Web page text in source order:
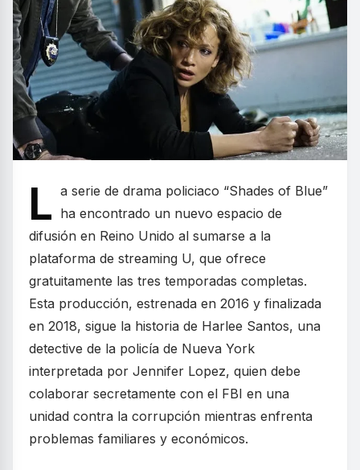
L a serie de drama policiaco “Shades of Blue”
ha encontrado un nuevo espacio de
difusión en Reino Unido al sumarse a la
plataforma de streaming U, que ofrece
gratuitamente las tres temporadas completas.
Esta producción, estrenada en 2016 y finalizada
en 2018, sigue la historia de Harlee Santos, una
detective de la policía de Nueva York
interpretada por Jennifer Lopez, quien debe
colaborar secretamente con el FBI en una
unidad contra la corrupción mientras enfrenta
problemas familiares y económicos.